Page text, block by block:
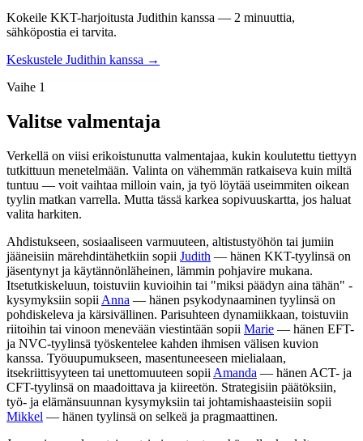
Kokeile KKT-harjoitusta Judithin kanssa — 2 minuuttia,
sähköpostia ei tarvita.
Keskustele Judithin kanssa →
Vaihe 1
Valitse valmentaja
Verkellä on viisi erikoistunutta valmentajaa, kukin koulutettu tiettyyn
tutkittuun menetelmään. Valinta on vähemmän ratkaiseva kuin miltä
tuntuu — voit vaihtaa milloin vain, ja työ löytää useimmiten oikean
tyylin matkan varrella. Mutta tässä karkea sopivuuskartta, jos haluat
valita harkiten.
Ahdistukseen, sosiaaliseen varmuuteen, altistustyöhön tai jumiin
jääneisiin märehdintähetkiin sopii Judith — hänen KKT-tyylinsä on
jäsentynyt ja käytännönläheinen, lämmin pohjavire mukana.
Itsetutkiskeluun, toistuviin kuvioihin tai "miksi päädyn aina tähän" -
kysymyksiin sopii Anna — hänen psykodynaaminen tyylinsä on
pohdiskeleva ja kärsivällinen. Parisuhteen dynamiikkaan, toistuviin
riitoihin tai vinoon menevään viestintään sopii Marie — hänen EFT-
ja NVC-tyylinsä työskentelee kahden ihmisen välisen kuvion
kanssa. Työuupumukseen, masentuneeseen mielialaan,
itsekriittisyyteen tai unettomuuteen sopii Amanda — hänen ACT- ja
CFT-tyylinsä on maadoittava ja kiireetön. Strategisiin päätöksiin,
työ- ja elämänsuunnan kysymyksiin tai johtamishaasteisiin sopii
Mikkel — hänen tyylinsä on selkeä ja pragmaattinen.